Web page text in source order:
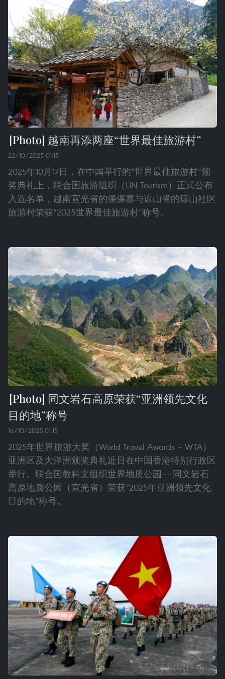
越南再添两座“世界最佳旅游村”
22/10/2025 01:15
2025年10月17日，在中国举行的“世界最佳旅游村”颁
奖典礼上，联合国旅游组织（UN Tourism）正式公布
入选名单，越南宣光省的倮倮寨与谅山省的琼山社区
旅游村荣获“2025世界最佳旅游村”称号。
同文岩石高原荣获“亚洲领先文化
目的地”称号
16/10/2025 01:15
2025年世界旅游大奖（World Travel Awards – WTA）
亚洲区及大洋洲颁奖典礼近日在中国香港特别行政区
举行。联合国教科文组织世界地质公园——同文岩石
高原地质公园（宣光省）荣获“2025年亚洲领先文化
目的地”称号。